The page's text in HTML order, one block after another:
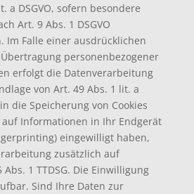
a DSGVO, sofern besondere
Art. 9 Abs. 1 DSGVO
Im Falle einer ausdrücklichen
personenbezogener
erfolgt die Datenverarbeitung
von Art. 49 Abs. 1 lit. a
die Speicherung von Cookies
Informationen in Ihr Endgerät
eingewilligt haben,
zusätzlich auf
1 TTDSG. Die Einwilligung
Sind Ihre Daten zur